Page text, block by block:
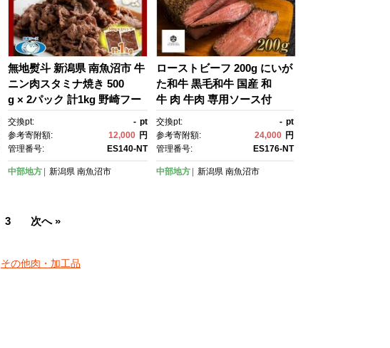
無地熨斗 新潟県 南魚沼市 牛
ニン肉スタミナ焼き 500
g × 2パック 計1kg 野崎フー
ズ 冷凍 惣菜 簡単 調理 牛
肉 にんにく おかず 味付き
交換pt: - pt
参考寄附額:
12,000 円
管理番号:
ES140-NT
中部地方 新潟県 南魚沼市
ローストビーフ 200g にいが
た和牛 黒毛和牛 国産 和
牛 肉 牛肉 専用ソース付
き 新潟県 南魚沼市 冷凍 YU
KIMURO WAGYU UCHIYA
MA 内山肉店
交換pt: - pt
参考寄附額:
24,000 円
管理番号:
ES176-NT
中部地方 新潟県 南魚沼市
3 次へ »
その他肉・加工品